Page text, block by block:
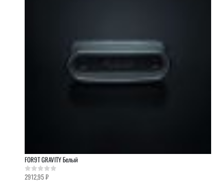
FOR9T GRAVITY Белый
0out of 5
2912,95₽